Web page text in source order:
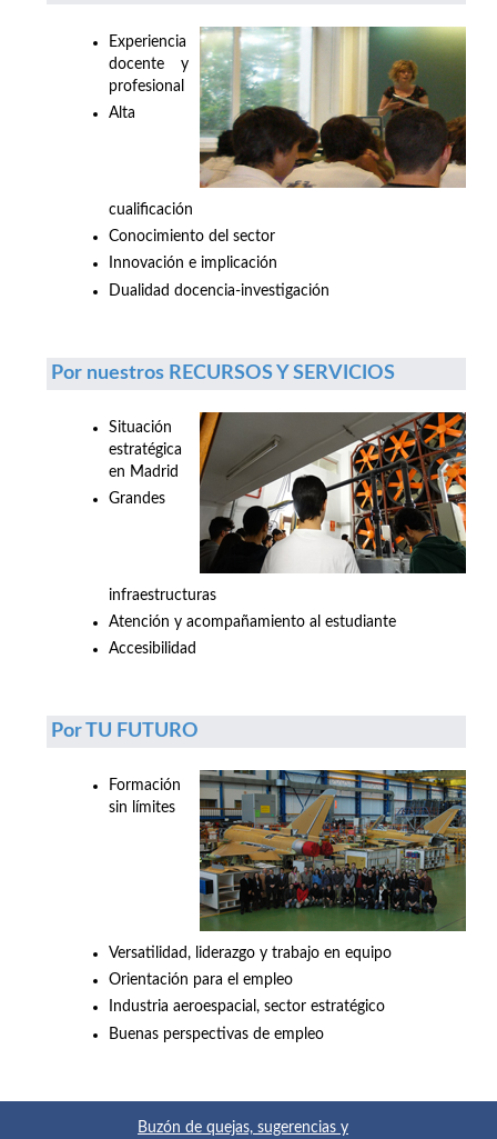
Experiencia
docente y
profesional
Alta
cualificación
Conocimiento del sector
Innovación e implicación
Dualidad docencia-investigación
Por nuestros RECURSOS Y SERVICIOS
Situación
estratégica
en Madrid
Grandes
infraestructuras
Atención y acompañamiento al estudiante
Accesibilidad
Por TU FUTURO
Formación
sin límites
Versatilidad, liderazgo y trabajo en equipo
Orientación para el empleo
Industria aeroespacial, sector estratégico
Buenas perspectivas de empleo
Buzón de quejas, sugerencias y